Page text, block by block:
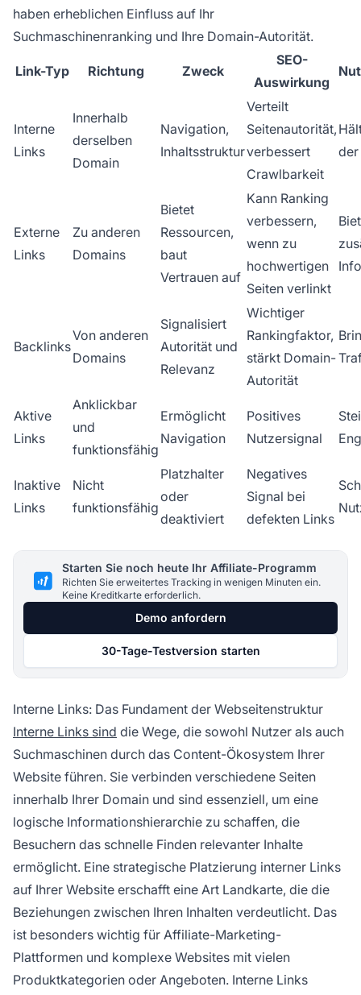
haben erheblichen Einfluss auf Ihr
Suchmaschinenranking und Ihre Domain-Autorität.
Link-Typ Richtung Zweck
SEO-
Auswirkung
Interne
Links
Innerhalb
derselben
Domain
Navigation,
Inhaltsstruktur
Verteilt
Seitenautorität,
verbessert
Crawlbarkeit
der
Externe
Links
Zu anderen
Domains
Bietet
Ressourcen,
baut
Vertrauen auf
Kann Ranking
verbessern,
wenn zu
hochwertigen
Seiten verlinkt
Backlinks
Von anderen
Domains
Signalisiert
Autorität und
Relevanz
Wichtiger
Rankingfaktor,
stärkt Domain-
Autorität
Aktive
Links
Anklickbar
und
funktionsfähig
Ermöglicht
Navigation
Positives
Nutzersignal
Inaktive
Links
Nicht
funktionsfähig
Platzhalter
oder
deaktiviert
Negatives
Signal bei
defekten Links
Starten Sie noch heute Ihr Affiliate-Programm
Richten Sie erweitertes Tracking in wenigen Minuten ein.
Keine Kreditkarte erforderlich.
Demo anfordern
30-Tage-Testversion starten
Interne Links: Das Fundament der Webseitenstruktur
Interne Links sind die Wege, die sowohl Nutzer als auch
Suchmaschinen durch das Content-Ökosystem Ihrer
Website führen. Sie verbinden verschiedene Seiten
innerhalb Ihrer Domain und sind essenziell, um eine
logische Informationshierarchie zu schaffen, die
Besuchern das schnelle Finden relevanter Inhalte
ermöglicht. Eine strategische Platzierung interner Links
auf Ihrer Website erschafft eine Art Landkarte, die die
Beziehungen zwischen Ihren Inhalten verdeutlicht. Das
ist besonders wichtig für Affiliate-Marketing-
Plattformen und komplexe Websites mit vielen
Produktkategorien oder Angeboten. Interne Links